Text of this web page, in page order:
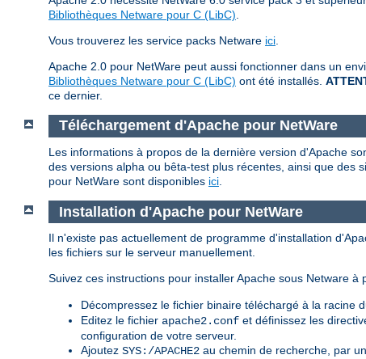
Bibliothèques Netware pour C (LibC)
Vous trouverez les service packs Netware ici
Apache 2.0 pour NetWare peut aussi fonctionner dans un
Bibliothèques Netware pour C (LibC) ont été installés.
ce dernier.
Téléchargement d'Apache pour NetWare
Les informations à propos de la dernière version d'Apache
des versions alpha ou bêta-test plus récentes, ainsi que des
pour NetWare sont disponibles ici
Installation d'Apache pour NetWare
Il n'existe pas actuellement de programme d'installation
les fichiers sur le serveur manuellement.
Suivez ces instructions pour installer Apache sous Netware
Décompressez le fichier binaire téléchargé à la racine
Editez le fichier apache2.conf et définissez les
configuration de votre serveur.
Ajoutez SYS:/APACHE2 au chemin de recherche, par